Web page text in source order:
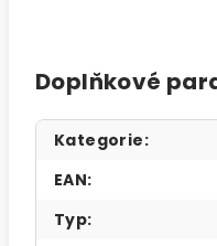
Doplňkové
Kategorie:
EAN:
Typ: